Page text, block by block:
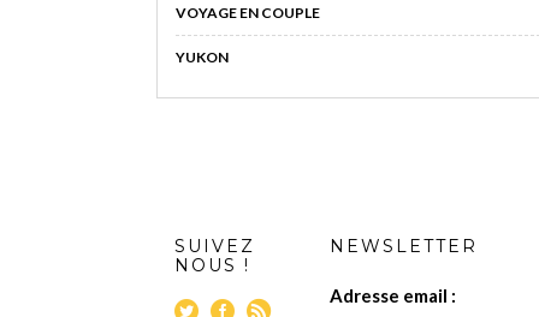
VOYAGE EN COUPLE
YUKON
SUIVEZ
NOUS !
NEWSLETTER
Adresse email :